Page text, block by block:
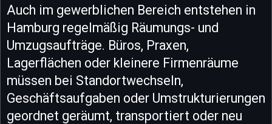
Auch im gewerblichen Bereich entstehen in
Hamburg regelmäßig Räumungs- und
Umzugsaufträge. Büros, Praxen,
Lagerflächen oder kleinere Firmenräume
müssen bei Standortwechseln,
Geschäftsaufgaben oder Umstrukturierungen
geordnet geräumt, transportiert oder neu